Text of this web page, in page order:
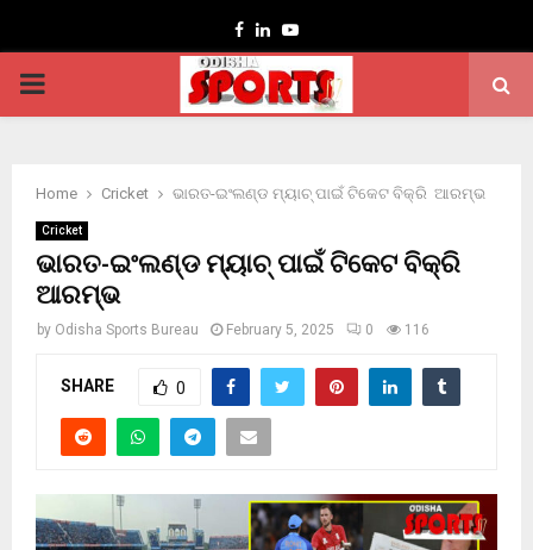
Facebook
LinkedinYoutube
PRIMARY
Home Cricket ଭାରତ-ଇଂଲଣ୍ଡ ମ୍ୟାଚ୍ ପାଇଁ ଟିକେଟ ବିକ୍ରି ଆରମ୍ଭ
Cricket
ଭାରତ-ଇଂଲଣ୍ଡ ମ୍ୟାଚ୍ ପାଇଁ ଟିକେଟ ବିକ୍ରି
ଆରମ୍ଭ
by Odisha Sports Bureau February 5, 2025 0 116
SHARE 0